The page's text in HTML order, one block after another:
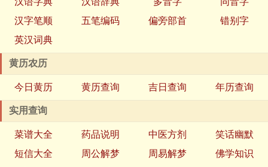
汉字笔顺
五笔编码 偏旁部首
错别字
英汉词典
黄历农历
今日黄历 黄历查询 吉日查询 年历查询
实用查询
菜谱大全 药品说明 中医方剂
笑话幽默
短信大全
周公解梦 周易解梦
佛学知识